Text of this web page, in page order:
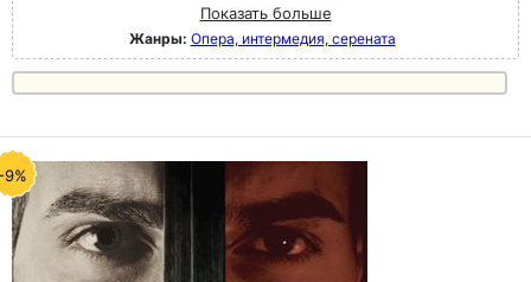
Показать больше
Жанры: Опера, интермедия, серената
9%